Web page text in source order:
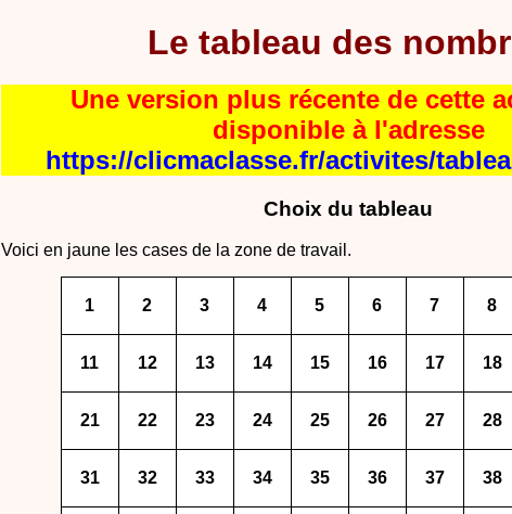
Le tableau des
Une version plus récente de cette
disponible à l'adresse
https://clicmaclasse.fr/activites/
Choix du tableau
Voici en jaune les cases de la zone de travail.
1 2 3 4 5 6 7 8
11 12 13 14 15 16 17 18
21 22 23 24 25 26 27 28
31 32 33 34 35 36 37 38